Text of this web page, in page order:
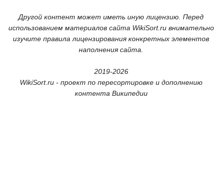
Другой контент может иметь иную лицензию. Перед
использованием материалов сайта WikiSort.ru внимательно
изучите правила лицензирования конкретных элементов
наполнения сайта.
2019-2026
WikiSort.ru - проект по пересортировке и дополнению
контента Википедии